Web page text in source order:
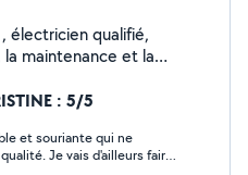
maintenance et la
et garantis :
entretien, éclairage
interrupteurs, câblage,
: 5/5
et souriante qui ne
Je vais d'ailleurs faire